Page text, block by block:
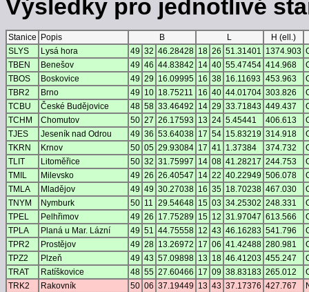
Výsledky pro jednotlivé
Stanice Popis B L
H (ell.)
SLYS
Lysá hora 49 32 46.28428 18 26 51.31401 1374.903
TBEN
Benešov 49 46 44.83842 14 40 55.47454 414.968
TBOS
Boskovice 49 29 16.09995 16 38 16.11693 453.963
TBR2
Brno 49 10 18.75211 16 40 44.01704 303.826
TCBU
České Budějovice 48 58 33.46492 14 29 33.71843 449.437
TCHM
Chomutov 50 27 26.17593 13 24 5.45441 406.613
TJES
Jeseník nad Odrou 49 36 53.64038 17 54 15.83219 314.918
TKRN
Krnov 50 05 29.93084 17 41 1.37384 374.732
TLIT
Litoměřice 50 32 31.75997 14 08 41.28217 244.753
TMIL
Milevsko 49 26 26.40547 14 22 40.22949 506.078
TMLA
Mladějov 49 49 30.27038 16 35 18.70238 467.030
TNYM
Nymburk 50 11 29.54648 15 03 34.25302 248.331
TPEL
Pelhřimov 49 26 17.75289 15 12 31.97047 613.566
TPLA
Planá u Mar. Lázní 49 51 44.75558 12 43 46.16283 541.796
TPR2
Prostějov 49 28 13.26972 17 06 41.42488 280.981
TPZ2
Plzeň 49 43 57.09898 13 18 46.41203 455.247
TRAT
Ratíškovice 48 55 27.60466 17 09 38.83183 265.012
TRK2
Rakovník 50 06 37.19449 13 43 37.17376 427.767